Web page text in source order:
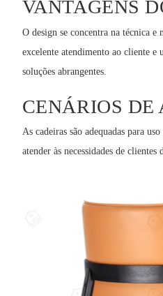
VANTAGENS
O design se concentra na técnica e
excelente atendimento ao cliente e
soluções abrangentes.
CENÁRIOS DE
As cadeiras são adequadas para
atender às necessidades de clientes